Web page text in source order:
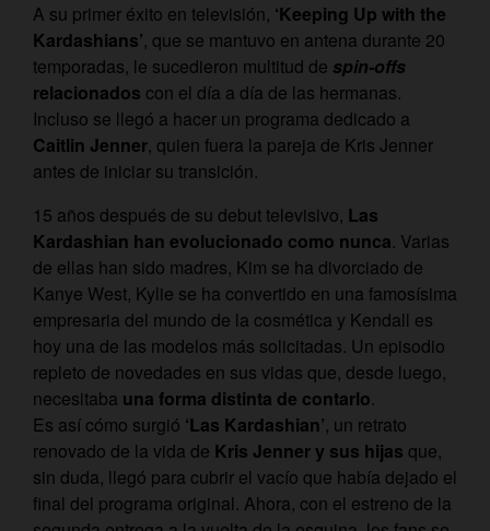
A su primer éxito en televisión, ‘Keeping Up with the
Kardashians’, que se mantuvo en antena durante 20
temporadas, le sucedieron multitud de spin-offs
relacionados con el día a día de las hermanas.
Incluso se llegó a hacer un programa dedicado a
Caitlin Jenner, quien fuera la pareja de Kris Jenner
antes de iniciar su transición.
15 años después de su debut televisivo, Las
Kardashian han evolucionado como nunca. Varias
de ellas han sido madres, Kim se ha divorciado de
Kanye West, Kylie se ha convertido en una famosísima
empresaria del mundo de la cosmética y Kendall es
hoy una de las modelos más solicitadas. Un episodio
repleto de novedades en sus vidas que, desde luego,
necesitaba una forma distinta de contarlo.
Es así cómo surgió ‘Las Kardashian’, un retrato
renovado de la vida de Kris Jenner y sus hijas que,
sin duda, llegó para cubrir el vacío que había dejado el
final del programa original. Ahora, con el estreno de la